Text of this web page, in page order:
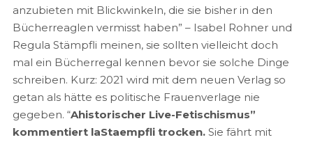
anzubieten mit Blickwinkeln, die sie bisher in den
Bücherreaglen vermisst haben” – Isabel Rohner und
Regula Stämpfli meinen, sie sollten vielleicht doch
mal ein Bücherregal kennen bevor sie solche Dinge
schreiben. Kurz: 2021 wird mit dem neuen Verlag so
getan als hätte es politische Frauenverlage nie
gegeben. “Ahistorischer Live-Fetischismus”
kommentiert laStaempfli trocken. Sie fährt mit